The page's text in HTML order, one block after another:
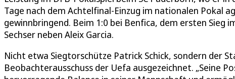
Tage nach dem Achtelfinal-Einzug im nationalen Pokal
gewinnbringend. Beim 1:0 bei Benfica, dem ersten Sieg
Sechser neben Aleix Garcia.
Nicht etwa Siegtorschütze Patrick Schick, sondern der
Beobachterausschuss der Uefa ausgezeichnet. „Seine